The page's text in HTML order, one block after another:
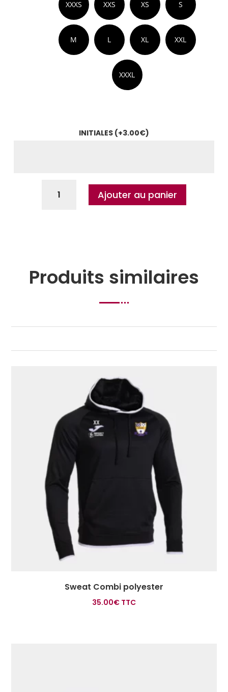
XXXS XXS XS S
M L XL XXL
XXXL
INITIALES (+3.00€)
Ajouter au panier
Produits similaires
Sweat Combi polyester
35.00€ TTC